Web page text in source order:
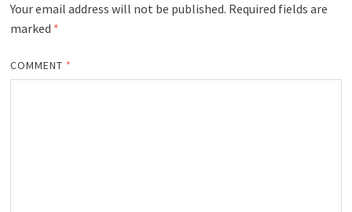
Your email address will not be published. Required fields are
marked *
COMMENT *